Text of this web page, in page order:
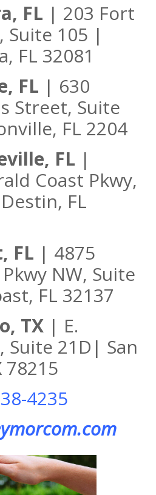
FL | 203 Fort
Suite 105 |
FL 32081
FL | 630
Street, Suite
FL 2204
FL |
Coast Pkwy,
FL
FL | 4875
NW, Suite
FL 32137
TX | E.
Suite 21D| San
4235